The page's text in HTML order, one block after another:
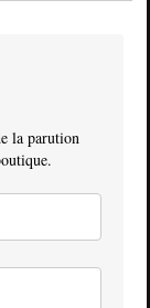
la parution